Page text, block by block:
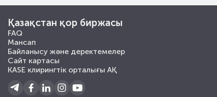
Қазақстан қор биржасы
FAQ
Мансап
Байланысу және деректемелер
Сайт картасы
KASE клирингтік орталығы АҚ